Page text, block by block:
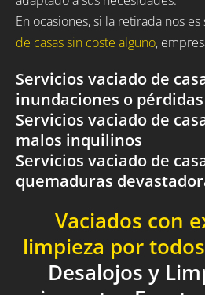
En ocasiones, si la retirada nos
de casas sin coste alguno,
Servicios vaciado de
inundaciones o
Servicios vaciado de
malos inquilinos
Servicios vaciado de
quemaduras
Vaciados con
limpieza por
Desalojos y